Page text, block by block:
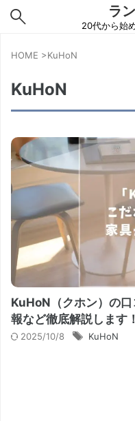
ラ
20代から始
HOME >KuHoN
KuHoN
KuHoN（クホン）の
報など徹底解説します！
2025/10/8 KuHoN